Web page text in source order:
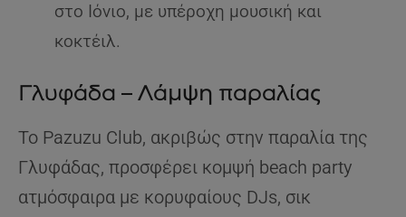
στο Ιόνιο, με υπέροχη μουσική και
κοκτέιλ.
Γλυφάδα – Λάμψη παραλίας
Το Pazuzu Club, ακριβώς στην παραλία της
Γλυφάδας, προσφέρει κομψή beach party
ατμόσφαιρα με κορυφαίους DJs, σικ